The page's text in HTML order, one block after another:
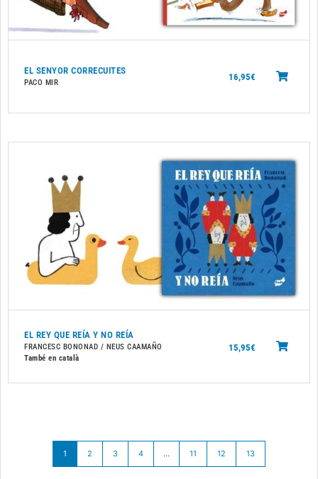
EL SENYOR CORRECUITES
PACO MIR 16,95€
EL REY QUE REÍA Y NO REÍA
FRANCESC BONONAD / NEUS CAAMAÑO
També en català
15,95€
1 2 3 4 … 11 12 13